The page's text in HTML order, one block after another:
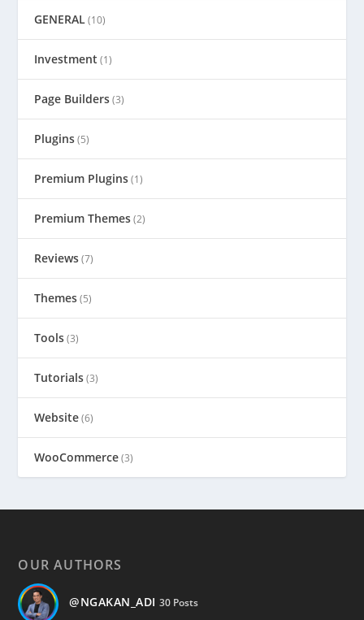
GENERAL(10)
Investment (1)
Page Builders(3)
Plugins(5)
Premium Plugins(1)
Premium Themes(2)
Reviews(7)
Themes(5)
Tools(3)
Tutorials(3)
Website(6)
WooCommerce(3)
OUR AUTHORS
@NGAKAN_ADI 30 Posts